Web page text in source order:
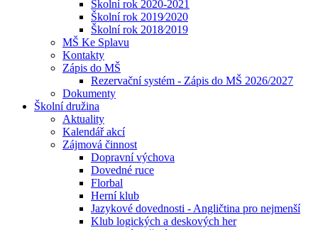
Školní rok 2020-2021
Školní rok 2019⁄2020
Školní rok 2018⁄2019
MŠ Ke Splavu
Kontakty
Zápis do MŠ
Rezervační systém - Zápis do MŠ 2026/2027
Dokumenty
Školní družina
Aktuality
Kalendář akcí
Zájmová činnost
Dopravní výchova
Dovedné ruce
Florbal
Herní klub
Jazykové dovednosti - Angličtina pro nejmenší
Klub logických a deskových her